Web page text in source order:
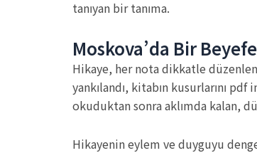
tanıyan bir tanıma.
Moskova’da Bir
Hikaye, her nota dikkatle
yankılandı, kitabın kusurlarını
okuduktan sonra aklımda kalan,
Hikayenin eylem ve duyguyu